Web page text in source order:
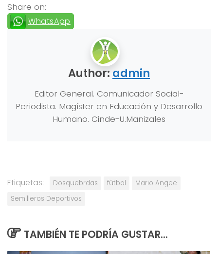
Share on:
WhatsApp
Author:admin
Editor General. Comunicador Social-
Periodista. Magíster en Educación y Desarrollo
Humano. Cinde-U.Manizales
Etiquetas: Dosquebrdas fútbol
Mario Angee
Semilleros Deportivos
TAMBIÉN TE PODRÍA GUSTAR...